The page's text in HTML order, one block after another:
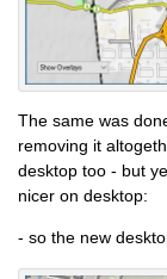
The same was
removing it
desktop too - but
nicer on desktop:
- so the new